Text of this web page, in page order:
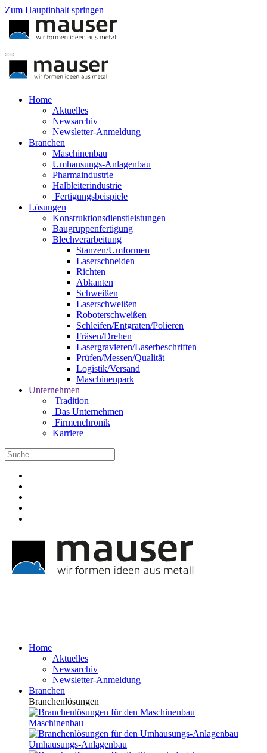
Zum Hauptinhalt springen
Home
Aktuelles
Newsarchiv
Newsletter-Anmeldung
Branchen
Maschinenbau
Umhausungs-Anlagenbau
Pharmaindustrie
Halbleiterindustrie
Fertigungsbeispiele
Lösungen
Konstruktionsdienstleistungen
Baugruppenfertigung
Blechverarbeitung
Stanzen/Umformen
Laserschneiden
Richten
Abkanten
Schweißen
Laserschweißen
Roboterschweißen
Schleifen/Entgraten/Polieren
Fräsen/Drehen
Lasergravieren/Laserbeschriften
Prüfen/Messen/Qualität
Logistik/Versand
Maschinenpark
Unternehmen
Tradition
Das Unternehmen
Firmenchronik
Karriere
Home
Aktuelles
Newsarchiv
Newsletter-Anmeldung
Branchen
Branchenlösungen
Maschinenbau
Umhausungs-Anlagenbau